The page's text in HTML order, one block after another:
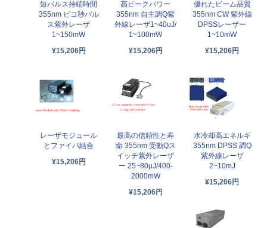
短パルス持続時間
355nm ピコ秒パル
ス紫外レーザ
1~150mW
¥15,206円
高ピークパワー
355nm 自主調Q紫
外線レーザ1~40uJ/
1~100mW
¥15,206円
優れたビーム品質
355nm CW 紫外線
DPSSレーザー
1~10mW
¥15,206円
レーザモジュール
とファイバ結合
¥15,206円
最高の信頼性と寿
命 355nm 受動Qス
イッチ紫外レーザ
ー 25~80µJ/400-
2000mW
¥15,206円
水冷却高エネルギ
355nm DPSS 調Q
紫外線レーザ
2~10mJ
¥15,206円